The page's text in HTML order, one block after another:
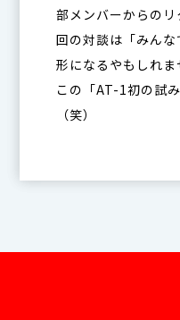
部メンバーからの
回の対談は「みん
形になるやもしれま
この「AT-1初の試
（笑）